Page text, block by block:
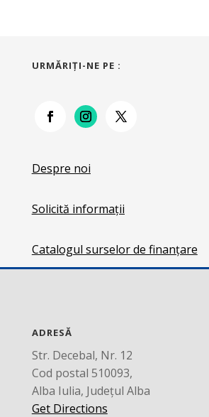
URMĂRIŢI-NE PE :
Despre noi
Solicită informații
Catalogul surselor de finanțare
ADRESĂ
Str. Decebal, Nr. 12
Cod postal 510093,
Alba Iulia, Județul Alba
Get Directions